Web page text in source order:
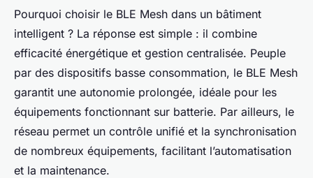
Pourquoi choisir le BLE Mesh dans un bâtiment
intelligent ? La réponse est simple : il combine
efficacité énergétique et gestion centralisée. Peuple
par des dispositifs basse consommation, le BLE Mesh
garantit une autonomie prolongée, idéale pour les
équipements fonctionnant sur batterie. Par ailleurs, le
réseau permet un contrôle unifié et la synchronisation
de nombreux équipements, facilitant l’automatisation
et la maintenance.